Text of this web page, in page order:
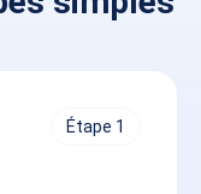
Étape 1